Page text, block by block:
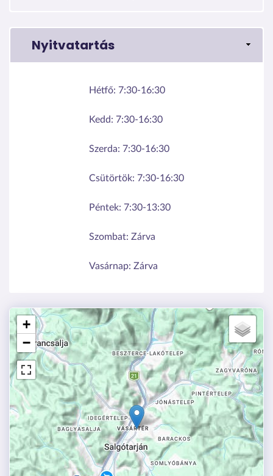
Nyitvatartás
Hétfő: 7:30-16:30
Kedd: 7:30-16:30
Szerda: 7:30-16:30
Csütörtök: 7:30-16:30
Péntek: 7:30-13:30
Szombat: Zárva
Vasárnap: Zárva
+
−